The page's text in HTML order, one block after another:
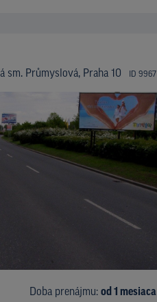
sm. Průmyslová, Praha 10 ID 9967
Doba prenájmu: od 1 mesiaca